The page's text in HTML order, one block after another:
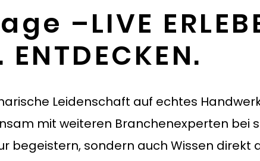
–LIVE
ENTDECKEN.
Leidenschaft auf echtes
mit weiteren Branchenexperten bei
begeistern, sondern auch Wissen direkt